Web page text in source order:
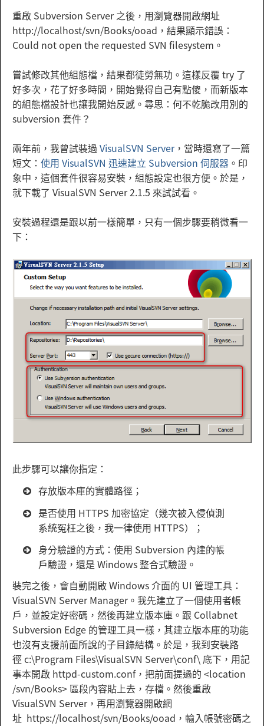
重啟 Subversion Server 之後，用瀏覽器開啟網址
http://localhost/svn/Books/ooad，結果顯示錯誤：
Could not open the requested SVN filesystem。
嘗試修改其他組態檔，結果都徒勞無功。這樣反覆 try 了
好多次，花了好多時間，開始覺得自己有點傻，而新版本
的組態檔設計也讓我開始反感。尋思：何不乾脆改用別的
subversion 套件？
兩年前，我曾試裝過 VisualSVN Server，當時還寫了一篇
短文： 使用 VisualSVN 迅速建立 Subversion 伺服器 。印
象中，這個套件很容易安裝，組態設定也很方便。於是，
就下載了 VisualSVN Server 2.1.5 來試試看。
安裝過程還是跟以前一樣簡單，只有一個步驟要稍微看一
下：
此步驟可以讓你指定：
存放版本庫的實體路徑；
是否使用 HTTPS 加密協定（幾次被入侵偵測
系統冤枉之後，我一律使用 HTTPS）；
身分驗證的方式：使用 Subversion 內建的帳
戶驗證，還是 Windows 整合式驗證。
裝完之後，會自動開啟 Windows 介面的 UI 管理工具：
VisualSVN Server Manager。我先建立了一個使用者帳
戶，並設定好密碼，然後再建立版本庫。跟 Collabnet
Subversion Edge 的管理工具一樣，其建立版本庫的功能
也沒有支援前面所說的子目錄結構。於是，我到安裝路
徑 c:\Program Files\VisualSVN Server\conf\ 底下，用記
事本開啟 httpd-custom.conf，把前面提過的 <location
/svn/Books> 區段內容貼上去，存檔。然後重啟
VisualSVN Server，再用瀏覽器開啟網
址 https://localhost/svn/Books/ooad，輸入帳號密碼之